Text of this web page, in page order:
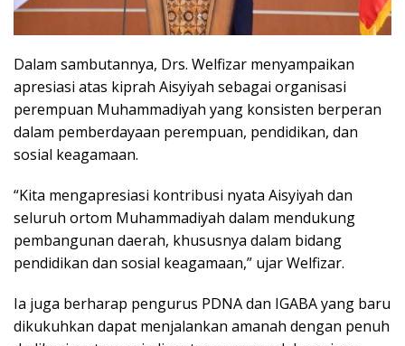
Dalam sambutannya, Drs. Welfizar menyampaikan
apresiasi atas kiprah Aisyiyah sebagai organisasi
perempuan Muhammadiyah yang konsisten berperan
dalam pemberdayaan perempuan, pendidikan, dan
sosial keagamaan.
“Kita mengapresiasi kontribusi nyata Aisyiyah dan
seluruh ortom Muhammadiyah dalam mendukung
pembangunan daerah, khususnya dalam bidang
pendidikan dan sosial keagamaan,” ujar Welfizar.
Ia juga berharap pengurus PDNA dan IGABA yang baru
dikukuhkan dapat menjalankan amanah dengan penuh